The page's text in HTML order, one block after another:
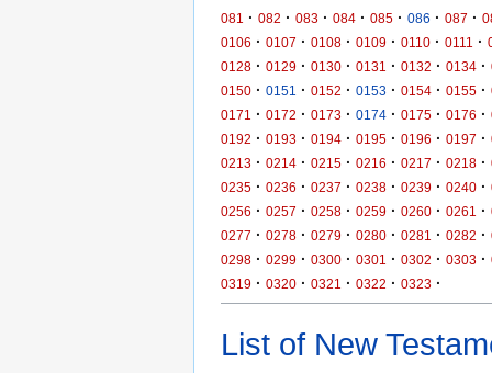
081
· 082 · 083 · 084 · 085 · 086 · 087 ·
0106 · 0107 · 0108 · 0109 · 0110 · 0111 ·
0128 · 0129 · 0130 · 0131 · 0132 · 0134 ·
0150 · 0151 · 0152 · 0153 · 0154 · 0155 ·
0171
· 0172 · 0173 · 0174 · 0175 · 0176 ·
0192 · 0193 · 0194 · 0195 · 0196 · 0197 ·
0213 · 0214 · 0215 · 0216 · 0217 · 0218 ·
0235 · 0236 · 0237 · 0238 · 0239 · 0240 ·
0256 · 0257 · 0258 · 0259 · 0260 · 0261 ·
0277 · 0278 · 0279 · 0280 · 0281 · 0282 ·
0298 · 0299 · 0300 · 0301 · 0302 · 0303 ·
0319 · 0320 · 0321 · 0322 · 0323 ·
List of New